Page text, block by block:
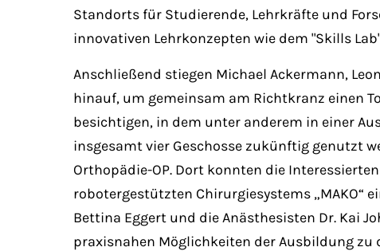
Standorts für Studierende, Lehrkräfte und
innovativen Lehrkonzepten wie dem "Skills
Anschließend stiegen Michael Ackermann,
hinauf, um gemeinsam am Richtkranz einen
besichtigen, in dem unter anderem in einer
insgesamt vier Geschosse zukünftig genutzt
Orthopädie-OP. Dort konnten die
robotergestützten Chirurgiesystems „MAKO“
Bettina Eggert und die Anästhesisten Dr. Kai
praxisnahen Möglichkeiten der Ausbildung